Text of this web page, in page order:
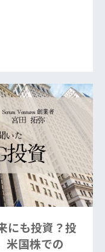
にも投資？投
米国株での